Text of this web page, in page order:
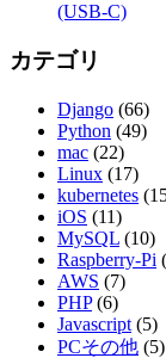
(USB-C)
カテゴリ
Django (66)
Python (49)
mac (22)
Linux (17)
kubernetes
iOS (11)
MySQL (10)
Raspberry-Pi
AWS (7)
PHP (6)
Javascript (5)
PCその他 (5)